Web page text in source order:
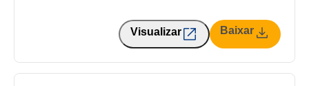
Visualizar Baixar